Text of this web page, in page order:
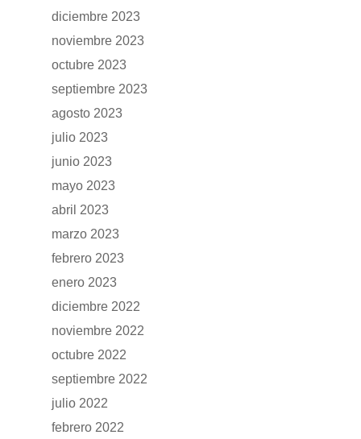
diciembre 2023
noviembre 2023
octubre 2023
septiembre 2023
agosto 2023
julio 2023
junio 2023
mayo 2023
abril 2023
marzo 2023
febrero 2023
enero 2023
diciembre 2022
noviembre 2022
octubre 2022
septiembre 2022
julio 2022
febrero 2022